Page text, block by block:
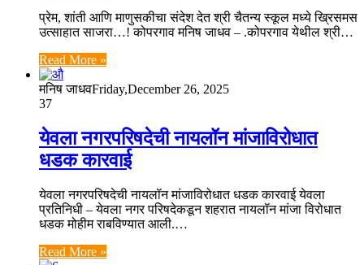
प्रेम, शांती आणि माणुसकीचा संदेश देत श्री चैतन्य स्कूल मध्ये ख्रिसमस
उत्साहात साजरा…! कोपरगाव मनिष जाधव – .कोपरगाव येथील श्री…
Read More »
मनिष जाधवFriday,December 26, 2025
37
येवला नगरपरिषदेची नायलॉन मांजाविरोधात
धडक कारवाई
येवला नगरपरिषदेची नायलॉन मांजाविरोधात धडक कारवाई येवला
प्रतिनिधी – येवला नगर परिषदेकडून शहरात नायलॉन मांजा विरोधात
धडक मोहीम राबविण्यात आली.…
Read More »